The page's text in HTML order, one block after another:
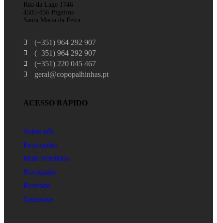
Rua da Lage 1746
4505-856 Pigeiros
Santa Maria da Feira
(+351) 964 292 907
(+351) 964 292 907
(+351) 220 045 467
geral@copopalhinhas.pt
ACESSO RÁPIDO
Sobre nós
Promoções
Mais Vendidos
Novidades
Revenda
Contactos